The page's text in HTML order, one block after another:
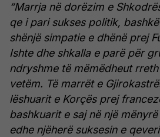
“Marrja në dorëzim e
qe i pari sukses politik,
shënjë simpatie e dhënë prej
Ishte dhe shkalla e parë për
ndryshme të mëmëdheut
vetëm. Të marrët e
lëshuarit e Korçës prej
bashkuarit e saj në një
edhe njëherë suksesin e